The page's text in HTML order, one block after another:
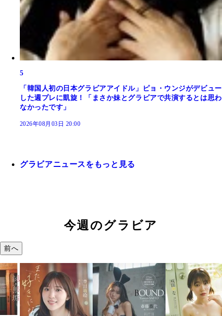
5
「韓国人初の日本グラビアアイドル」ピョ・ウンジがデビュー
した週プレに凱旋！「まさか妹とグラビアで共演するとは思わ
なかったです」
2026年08月03日 20:00
グラビアニュースをもっと見る
今週のグラビア
前へ